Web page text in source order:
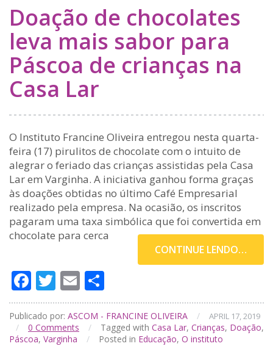
Doação de chocolates
leva mais sabor para
Páscoa de crianças na
Casa Lar
O Instituto Francine Oliveira entregou nesta quarta-
feira (17) pirulitos de chocolate com o intuito de
alegrar o feriado das crianças assistidas pela Casa
Lar em Varginha. A iniciativa ganhou forma graças
às doações obtidas no último Café Empresarial
realizado pela empresa. Na ocasião, os inscritos
pagaram uma taxa simbólica que foi convertida em
chocolate para cerca
CONTINUE LENDO…
Facebook
Twitter
Email
Publicado por: ASCOM - FRANCINE OLIVEIRA / APRIL 17, 2019
/ 0 Comments / Tagged with Casa Lar, Crianças, Doação,
Páscoa, Varginha / Posted in Educação, O instituto